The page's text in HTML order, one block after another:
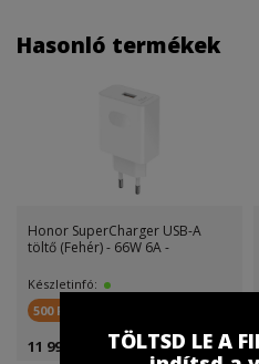
Hasonló termékek
Honor SuperCharger USB-A
töltő (Fehér) - 66W 6A -
Készletinfó:
500 FirstPont
11 999 Ft
TÖLTSD LE A